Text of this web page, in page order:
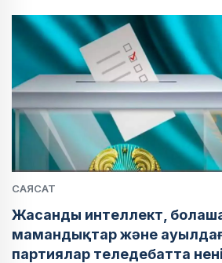
САЯСАТ
Жасанды интеллект,
мамандықтар және
партиялар теледебатта